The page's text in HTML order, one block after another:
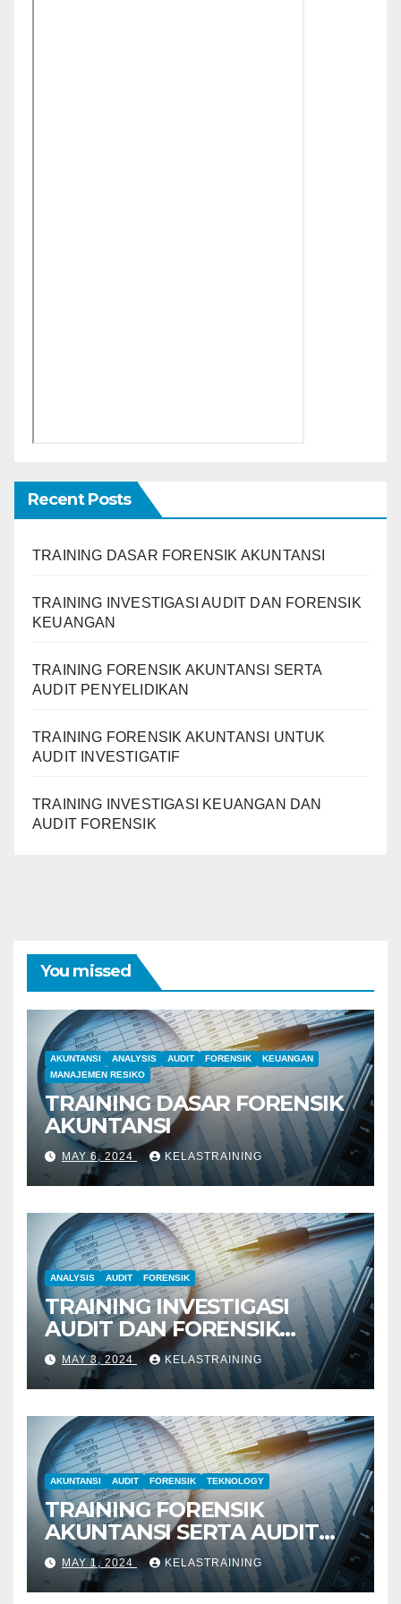
Recent Posts
TRAINING DASAR FORENSIK AKUNTANSI
TRAINING INVESTIGASI AUDIT DAN FORENSIK
KEUANGAN
TRAINING FORENSIK AKUNTANSI SERTA
AUDIT PENYELIDIKAN
TRAINING FORENSIK AKUNTANSI UNTUK
AUDIT INVESTIGATIF
TRAINING INVESTIGASI KEUANGAN DAN
AUDIT FORENSIK
You missed
AKUNTANSI ANALYSIS AUDIT FORENSIK
KEUANGAN
MANAJEMEN RESIKO
TRAINING DASAR FORENSIK
AKUNTANSI
MAY 6, 2024 KELASTRAINING
ANALYSIS AUDIT FORENSIK
TRAINING INVESTIGASI
AUDIT DAN FORENSIK
KEUANGAN
MAY 3, 2024 KELASTRAINING
AKUNTANSI AUDIT FORENSIK TEKNOLOGY
TRAINING FORENSIK
AKUNTANSI SERTA AUDIT
PENYELIDIKAN
MAY 1, 2024 KELASTRAINING